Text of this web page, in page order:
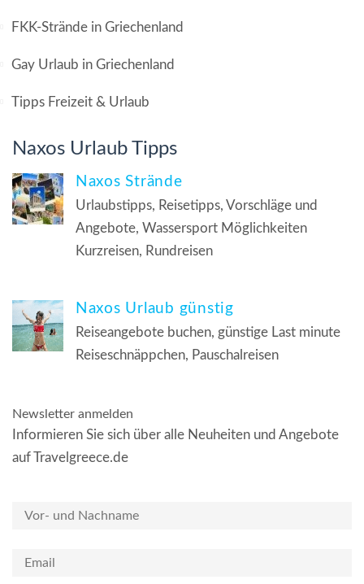
FKK-Strände in Griechenland
Gay Urlaub in Griechenland
Tipps Freizeit & Urlaub
Naxos Urlaub Tipps
Naxos Strände
Urlaubstipps, Reisetipps, Vorschläge und
Angebote, Wassersport Möglichkeiten
Kurzreisen, Rundreisen
Naxos Urlaub günstig
Reiseangebote buchen, günstige Last minute
Reiseschnäppchen, Pauschalreisen
Newsletter anmelden
Informieren Sie sich über alle Neuheiten und Angebote
auf Travelgreece.de